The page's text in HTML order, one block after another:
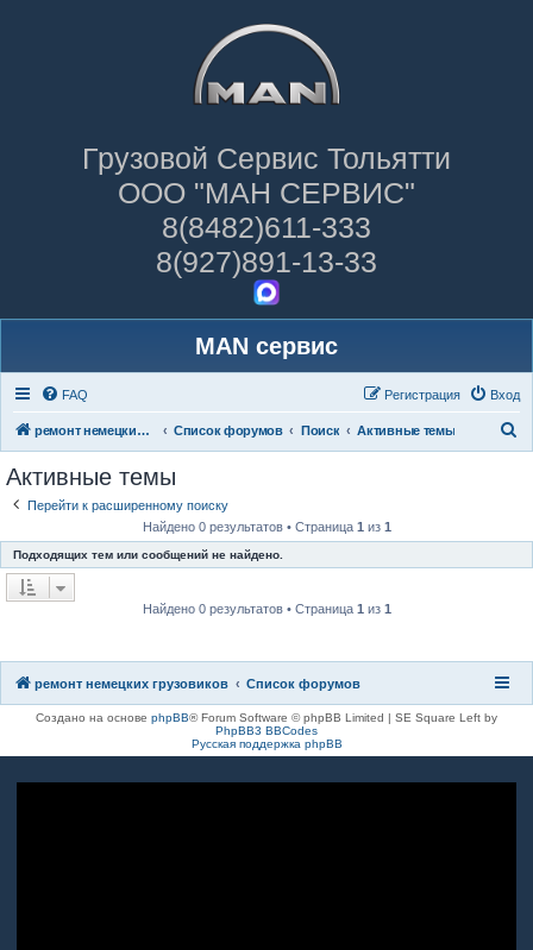
Грузовой Сервис Тольятти
ООО "МАН СЕРВИС"
8(8482)611-333
8(927)891-13-33
MAN сервис
FAQ Вход
Регистрация
ремонт немецких грузовиков Список форумов Поиск Активные темы
к
Активные темы
Перейти к расширенному поиску
Найдено 0 результатов • Страница 1 из 1
Подходящих тем или сообщений не найдено.
Найдено 0 результатов • Страница 1 из 1
ремонт немецких грузовиков Список форумов
Создано на основе phpBB® Forum Software © phpBB Limited | SE Square Left by
PhpBB3 BBCodes
Русская поддержка phpBB